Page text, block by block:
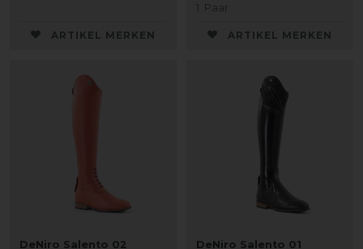
ARTIKEL MERKEN
1 Paar
ARTIKEL MERKEN
DeNiro Salento 02 DeNiro Salento 01